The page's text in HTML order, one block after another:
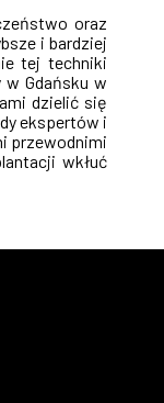
oraz
i bardziej
tej techniki
Gdańsku w
dzielić się
ekspertów i
przewodnimi
wkłuć